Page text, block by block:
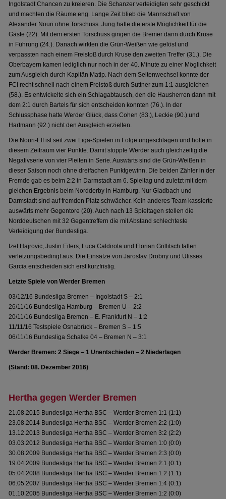
Ingolstadt Chancen zu kreieren. Die Schanzer verteidigten sehr geschickt
und machten die Räume eng. Lange Zeit blieb die Mannschaft von
Alexander Nouri ohne Torschuss. Jung hatte die erste Möglichkeit für die
Gäste (22). Mit dem ersten Torschuss gingen die Bremer dann durch Kruse
in Führung (24.). Danach wirkten die Grün-Weißen wie gelöst und
verpassten nach einem Freistoß durch Kruse den zweiten Treffer (31.). Die
Oberbayern kamen lediglich nur noch in der 40. Minute zu einer Möglichkeit
zum Ausgleich durch Kapitän Matip. Nach dem Seitenwechsel konnte der
FCI recht schnell nach einem Freistoß durch Suttner zum 1:1 ausgleichen
(58.). Es entwickelte sich ein Schlagabtausch, den die Hausherren dann mit
dem 2:1 durch Bartels für sich entscheiden konnten (76.). In der
Schlussphase hatte Werder Glück, dass Cohen (83.), Leckie (90.) und
Hartmann (92.) nicht den Ausgleich erzielten.
Die Nouri-Elf ist seit zwei Liga-Spielen in Folge ungeschlagen und holte in
diesem Zeitraum vier Punkte. Damit stoppte Werder auch gleichzeitig die
Negativserie von vier Pleiten in Serie. Auswärts sind die Grün-Weißen in
dieser Saison noch ohne dreifachen Punktgewinn. Die beiden Zähler in der
Fremde gab es beim 2:2 in Darmstadt am 6. Spieltag und zuletzt mit dem
gleichen Ergebnis beim Nordderby in Hamburg. Nur Gladbach und
Darmstadt sind auf fremden Platz schwächer. Kein anderes Team kassierte
auswärts mehr Gegentore (20). Auch nach 13 Spieltagen stellen die
Norddeutschen mit 32 Gegentreffern die mit Abstand schlechteste
Verteidigung der Bundesliga.
Izet Hajrovic, Justin Eilers, Luca Caldirola und Florian Grillitsch fallen
verletzungsbedingt aus. Die Einsätze von Jaroslav Drobny und Ulisses
Garcia entscheiden sich erst kurzfristig.
Letzte Spiele von Werder Bremen
03/12/16 Bundesliga Bremen – Ingolstadt S – 2:1
26/11/16 Bundesliga Hamburg – Bremen U – 2:2
20/11/16 Bundesliga Bremen – E. Frankfurt N – 1:2
11/11/16 Testspiele Osnabrück – Bremen S – 1:5
06/11/16 Bundesliga Schalke 04 – Bremen N – 3:1
Werder Bremen: 2 Siege – 1 Unentschieden – 2 Niederlagen
(Stand: 08. Dezember 2016)
Hertha gegen Werder Bremen
21.08.2015 Bundesliga Hertha BSC – Werder Bremen 1:1 (1:1)
23.08.2014 Bundesliga Hertha BSC – Werder Bremen 2:2 (1:0)
13.12.2013 Bundesliga Hertha BSC – Werder Bremen 3:2 (2:2)
03.03.2012 Bundesliga Hertha BSC – Werder Bremen 1:0 (0:0)
30.08.2009 Bundesliga Hertha BSC – Werder Bremen 2:3 (0:0)
19.04.2009 Bundesliga Hertha BSC – Werder Bremen 2:1 (0:1)
05.04.2008 Bundesliga Hertha BSC – Werder Bremen 1:2 (1:1)
06.05.2007 Bundesliga Hertha BSC – Werder Bremen 1:4 (0:1)
01.10.2005 Bundesliga Hertha BSC – Werder Bremen 1:2 (0:0)